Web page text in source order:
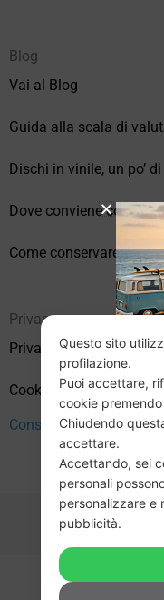
Blog
Vai al Blog
Guida alla scala di
Dischi in vinile, un po’
Dove conviene
Come conservare
Privacy
Privacy Policy
Cookie Policy (UE)
Consenso
Copyright © 2026
Questo sito
profilazione.
Puoi accettare,
cookie
Chiudendo
accettare.
Accettando, sei
personali
personalizzare e
pubblicità.
Dal